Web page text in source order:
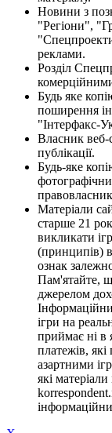
Новини з
"Регіони",
реклами.
Розділ
Будь яке
поширення
"Інтерфакс-
Власник веб-
публікації.
Будь-яке
Матеріали
старше 21
викликати
(принципів)
ознак
Пам'ятайте,
джерелом
ігри на
приймає ні в
платежів, які
азартними
які